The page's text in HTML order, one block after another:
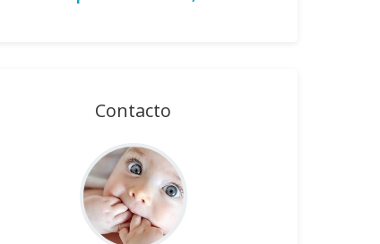
Contacto